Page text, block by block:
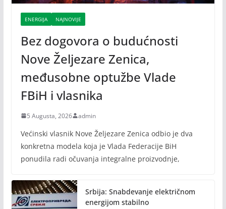
ENERGIJA NAJNOVIJE
Bez dogovora o budućnosti
Nove Željezare Zenica,
međusobne optužbe Vlade
FBiH i vlasnika
5 Augusta, 2026 admin
Većinski vlasnik Nove Željezare Zenica odbio je dva
konkretna modela koja je Vlada Federacije BiH
ponudila radi očuvanja integralne proizvodnje,
Srbija: Snabdevanje električnom
energijom stabilno